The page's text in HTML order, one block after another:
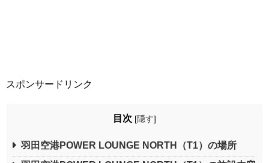
スポンサードリンク
目次 [隠す]
羽田空港POWER LOUNGE NORTH（T1）の場所